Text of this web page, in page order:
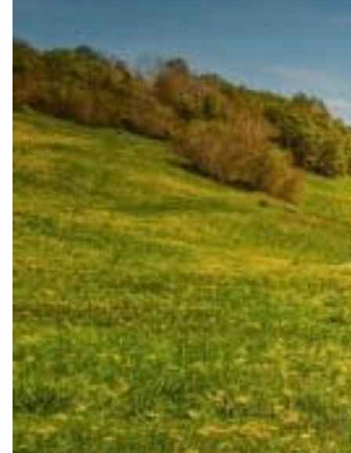
Slik kan du
Testside
The Fjord
Tidslinje